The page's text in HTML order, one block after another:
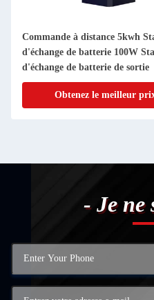
Commande à distance 5kwh
d'échange de batterie 100W
d'échange de batterie de sortie
Obtenez le meilleur
- Je ne